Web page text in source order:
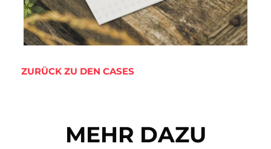
ZURÜCK ZU DEN CASES
MEHR DAZU